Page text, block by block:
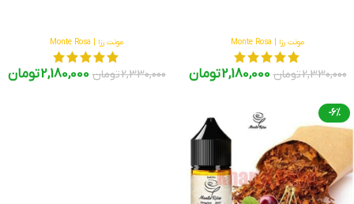
مونت رزا | Monte Rosa
2,330,000تومان 2,180,000تومان
مونت رزا | Monte Rosa
2,330,000تومان 2,180,000تومان
-6%